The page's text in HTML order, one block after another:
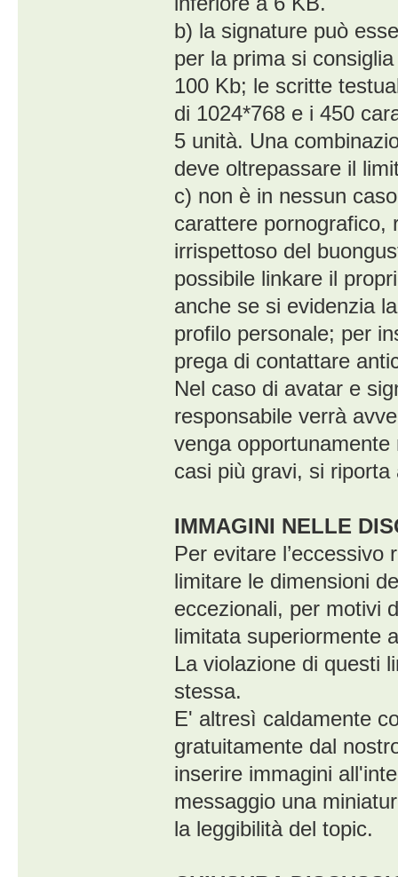
b) la signature può
per la prima si
100 Kb; le scritte
di 1024*768 e i 450
5 unità. Una
deve oltrepassare il
c) non è in nessun
carattere pornografico,
irrispettoso del
possibile linkare il
anche se si evidenzia
profilo personale; per
prega di contattare
Nel caso di avatar e
responsabile verrà
venga
casi più gravi, si
IMMAGINI NELLE
Per evitare
limitare le dimensioni
eccezionali, per motivi
limitata superiormente
La violazione di questi
stessa.
E' altresì caldamente
gratuitamente dal
inserire immagini
messaggio una
la leggibilità del topic.